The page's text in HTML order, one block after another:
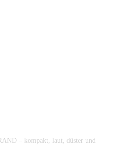
– kompakt, laut, düster und